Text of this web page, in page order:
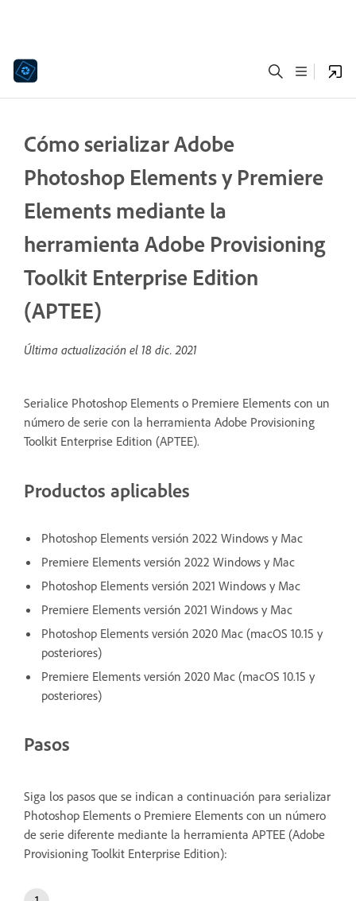
Cómo serializar Adobe
Photoshop Elements y Premiere
Elements mediante la
herramienta Adobe Provisioning
Toolkit Enterprise Edition
(APTEE)
Última actualización el 18 dic. 2021
Serialice Photoshop Elements o Premiere Elements con un
número de serie con la herramienta Adobe Provisioning
Toolkit Enterprise Edition (APTEE).
Productos aplicables
Photoshop Elements versión 2022 Windows y Mac
Premiere Elements versión 2022 Windows y Mac
Photoshop Elements versión 2021 Windows y Mac
Premiere Elements versión 2021 Windows y Mac
Photoshop Elements versión 2020 Mac (macOS 10.15 y
posteriores)
Premiere Elements versión 2020 Mac (macOS 10.15 y
posteriores)
Pasos
Siga los pasos que se indican a continuación para serializar
Photoshop Elements o Premiere Elements con un número
de serie diferente mediante la herramienta APTEE (Adobe
Provisioning Toolkit Enterprise Edition):